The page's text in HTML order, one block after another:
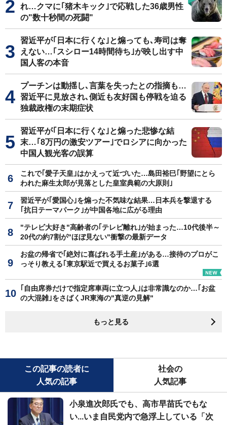
れ…クマに｢猪木キック｣で応戦した36歳男性
の"数十秒間の死闘"
習近平が｢日本に行くな｣と煽っても､寿司は奪
えない…｢スシロー14時間待ち｣が映し出す中
国人客の本音
プーチンは動揺し､言葉を失ったとの指摘も…
習近平に見放され､側近も友好国も停戦を迫る
独裁政権の末期症状
習近平が｢日本に行くな｣と煽った悲惨な結
末…｢8万円の激安ツアー｣でロシアに向かった
中国人観光客の誤算
これで｢愛子天皇｣はかえって近づいた…島田裕巳｢野望にとら
われた麻生太郎が見落とした皇室典範の大原則｣
習近平が｢愛国心｣を煽った不気味な結果…日本兵を撃退する
｢抗日テーマパーク｣が中国各地に広がる理由
"テレビ大好き"高齢者の｢テレビ離れ｣が始まった…10代後半～
20代の約7割が"ほぼ見ない"衝撃の最新データ
お盆の帰省で｢絶対に喜ばれる手土産｣がある…接待のプロがこ
っそり教える｢東京駅近で買えるお菓子｣6選
｢自由席券だけで指定席車両に立つ人｣は非常識なのか…｢お盆
の大混雑｣をさばくJR東海の"真逆の見解"
もっと見る
この記事の読者に
人気の記事
社会の
人気記事
小泉進次郎氏でも、高市早苗氏でもな
い...いま自民党内で急浮上している「次